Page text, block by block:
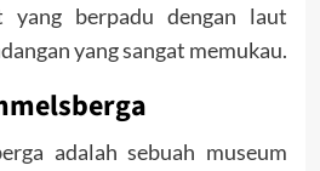
yang berpadu dengan laut
yang sangat memukau.
adalah sebuah museum